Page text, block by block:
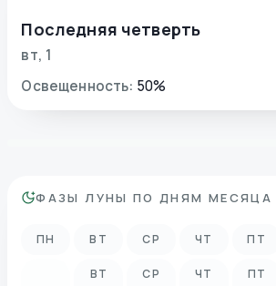
Последняя четверть
вт, 1
Освещенность: 50%
ФАЗЫ ЛУНЫ ПО ДНЯМ МЕСЯЦА
ПН ВТ СР ЧТ ПТ
ВТ СР ЧТ ПТ